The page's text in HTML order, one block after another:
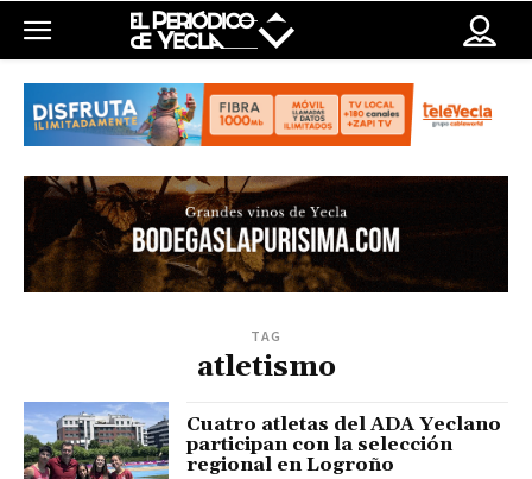
TAG
atletismo
Cuatro atletas del ADA Yeclano
participan con la selección
regional en Logroño